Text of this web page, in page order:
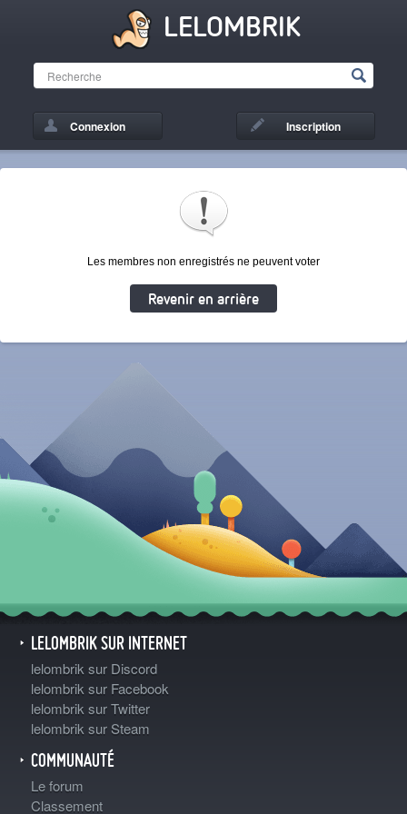
LELOMBRIK
Connexion Inscription
Les membres non enregistrés ne peuvent voter
Revenir en arrière
LELOMBRIK SUR INTERNET
lelombrik sur Discord
lelombrik sur Facebook
lelombrik sur Twitter
lelombrik sur Steam
COMMUNAUTÉ
Le forum
Classement